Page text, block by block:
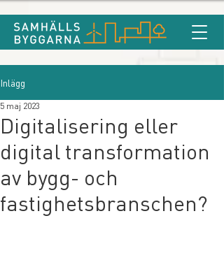
Inlägg
Digitalisering eller
digital transformation
av bygg- och
fastighetsbranschen?
5 maj 2023